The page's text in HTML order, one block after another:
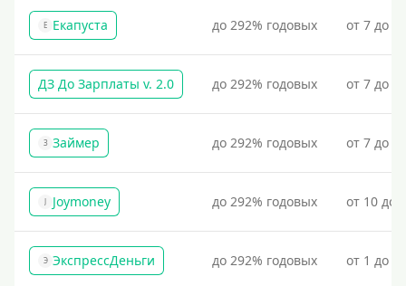
По военному билету
По водительскому удостоверению
По СНИЛСу
Без СНИЛСа
По паспорту
Без паспорта
По фото
Без фото
Без подтверждения дохода
Без справок и поручителей
Е Екапуста до 292% годовых от 7 до
ДЗ До Зарплаты v. 2.0 до 292% годовых от 7 до
З Займер до 292% годовых от 7 до
J Joymoney до 292% годовых от 10 до
Э ЭкспрессДеньги до 292% годовых от 1 до